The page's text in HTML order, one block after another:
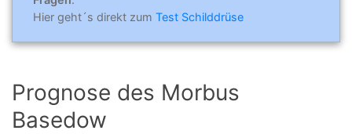
Hier geht´s direkt zum Test Schilddrüse
Prognose des Morbus
Basedow